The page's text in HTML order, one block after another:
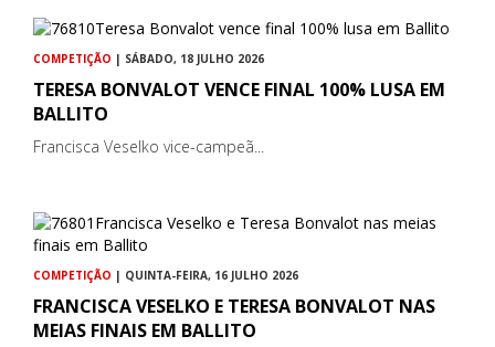
COMPETIÇÃO | SÁBADO, 18 JULHO 2026
TERESA BONVALOT VENCE FINAL 100% LUSA EM
BALLITO
Francisca Veselko vice-campeã...
COMPETIÇÃO | QUINTA-FEIRA, 16 JULHO 2026
FRANCISCA VESELKO E TERESA BONVALOT NAS
MEIAS FINAIS EM BALLITO